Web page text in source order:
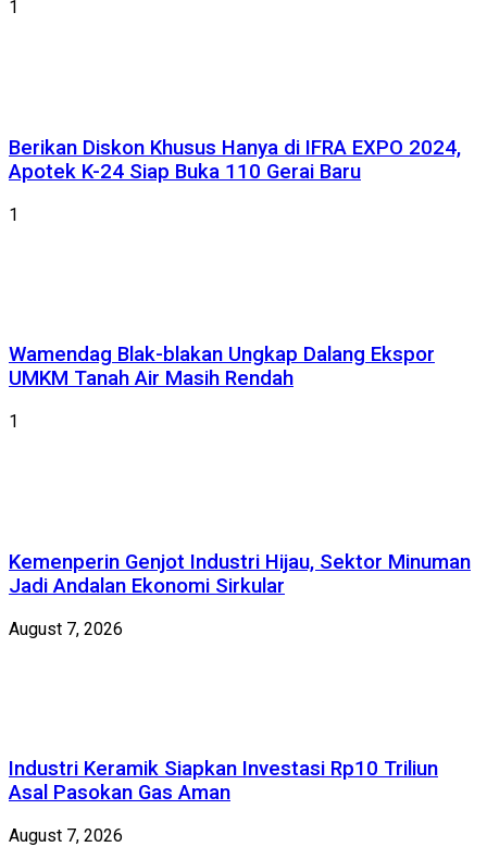
1
Berikan Diskon Khusus Hanya di IFRA EXPO 2024,
Apotek K-24 Siap Buka 110 Gerai Baru
1
Wamendag Blak-blakan Ungkap Dalang Ekspor
UMKM Tanah Air Masih Rendah
1
Kemenperin Genjot Industri Hijau, Sektor Minuman
Jadi Andalan Ekonomi Sirkular
August 7, 2026
Industri Keramik Siapkan Investasi Rp10 Triliun
Asal Pasokan Gas Aman
August 7, 2026